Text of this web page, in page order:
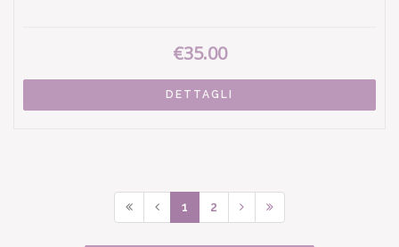
€35.00
DETTAGLI
1 2